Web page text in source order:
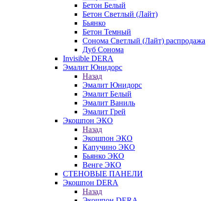
Бетон Белый
Бетон Светлый (Лайт)
Бьянко
Бетон Темный
Сонома Светлый (Лайт) распродажа
Дуб Сонома
Invisible DERA
Эмалит Юнидорс
Назад
Эмалит Юнидорс
Эмалит Белый
Эмалит Ваниль
Эмалит Грей
Экошпон ЭКО
Назад
Экошпон ЭКО
Капучино ЭКО
Бьянко ЭКО
Венге ЭКО
СТЕНОВЫЕ ПАНЕЛИ
Экошпон DERA
Назад